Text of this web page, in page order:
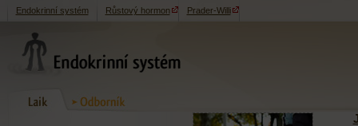
Endokrinní systém Růstový hormon Prader-Willi